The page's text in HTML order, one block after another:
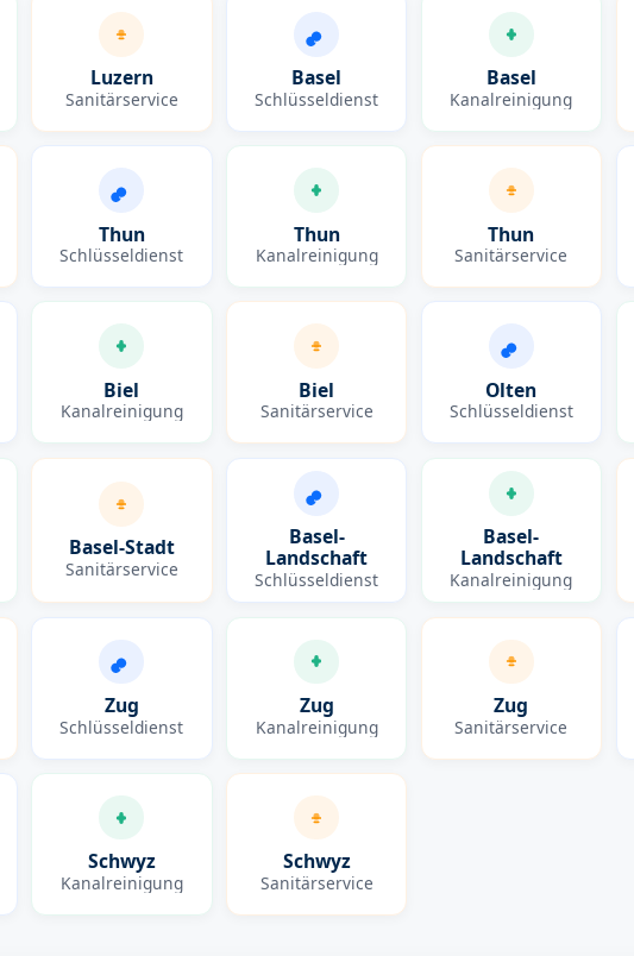
Luzern
Sanitärservice
Basel
Schlüsseldienst
Basel
Kanalreinigung
Thun
Schlüsseldienst
Thun
Kanalreinigung
Thun
Sanitärservice
Biel
Kanalreinigung
Biel
Sanitärservice
Olten
Schlüsseldienst
Basel-Stadt
Sanitärservice
Basel-
Landschaft
Schlüsseldienst
Basel-
Landschaft
Kanalreinigung
Zug
Schlüsseldienst
Zug
Kanalreinigung
Zug
Sanitärservice
Schwyz
Kanalreinigung
Schwyz
Sanitärservice